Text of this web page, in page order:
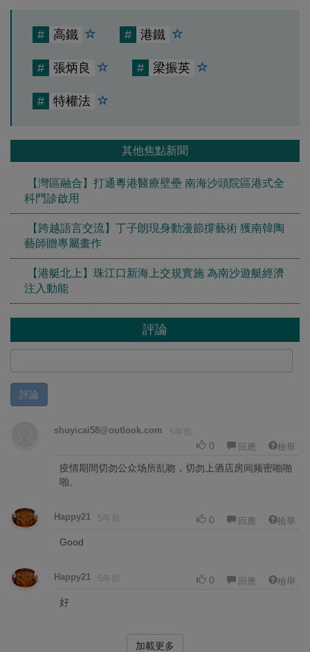
# 高鐵 # 港鐵
# 張炳良 # 梁振英
# 特權法
其他焦點新聞
【灣區融合】打通粵港醫療壁壘 南海沙頭院區港式全
科門診啟用
【跨越語言交流】丁子朗現身動漫節撐藝術 獲南韓陶
藝師贈專屬畫作
【港艇北上】珠江口新海上交規實施 為南沙遊艇經濟
注入動能
評論
評論
shuyicai58@outlook.com 5年前
0 回應 檢舉
疫情期間切勿公众场所乱吻，切勿上酒店房间频密啪啪
啪。
Happy21 5年前 0 回應 檢舉
Good
Happy21 5年前 0 回應 檢舉
好
加載更多